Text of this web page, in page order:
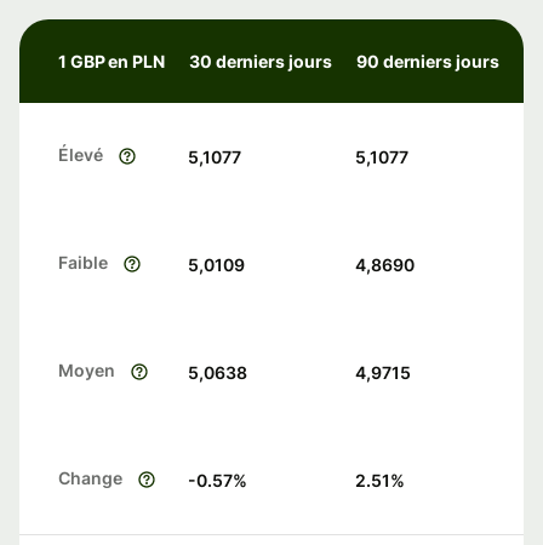
1 GBP en PLN 30 derniers jours 90 derniers jours
Élevé 5,1077 5,1077
Faible 5,0109 4,8690
Moyen 5,0638 4,9715
Change -0.57% 2.51%